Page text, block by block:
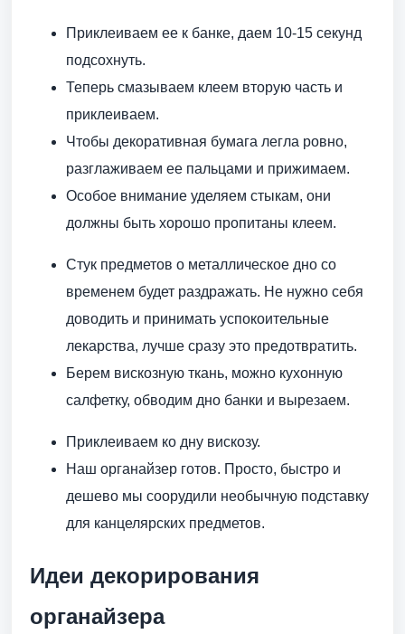
Приклеиваем ее к банке, даем 10-15 секунд
подсохнуть.
Теперь смазываем клеем вторую часть и
приклеиваем.
Чтобы декоративная бумага легла ровно,
разглаживаем ее пальцами и прижимаем.
Особое внимание уделяем стыкам, они
должны быть хорошо пропитаны клеем.
Стук предметов о металлическое дно со
временем будет раздражать. Не нужно себя
доводить и принимать успокоительные
лекарства, лучше сразу это предотвратить.
Берем вискозную ткань, можно кухонную
салфетку, обводим дно банки и вырезаем.
Приклеиваем ко дну вискозу.
Наш органайзер готов. Просто, быстро и
дешево мы соорудили необычную подставку
для канцелярских предметов.
Идеи декорирования
органайзера